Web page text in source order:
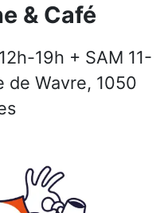
& Café
19h + SAM 11-
de Wavre, 1050